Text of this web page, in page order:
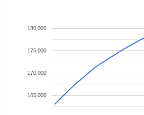
165,000
170,000
175,000
180,000